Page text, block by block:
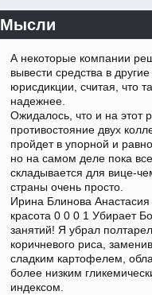
Мысли
А некоторые компании
вывести средства в другие
юрисдикции, считая, что
надежнее.
Ожидалось, что и на этот
противостояние двух
пройдет в упорной и
но на самом деле пока все
складывается для вице-
страны очень просто.
Ирина Блинова
красота 0 0 0 1 Убирает
занятий! Я убрал
коричневого риса,
сладким картофелем,
более низким
индексом.